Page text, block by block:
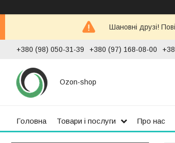
Шановні друзі!
+380 (98) 050-31-39 +380 (97) 168-08-00
Ozon-shop
Головна Товари і послуги Про нас